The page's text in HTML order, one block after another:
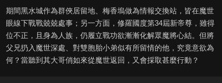
期間黑水城作為群俠居留地、梅香塢做為情報交換站，皆在魔世
眼線下戰戰兢兢處事；另一方面，修羅國度第34屆新帝尊，雖得
位不正，且身為人族，仍履立戰功欲漸漸化解眾魔將心結。但將
父兄扔入魔世深處、對雙胞胎小弟似有所留情的他，究竟意欲為
何？當聽到其大哥俏如來從魔世返回，又會採取甚麼行動？